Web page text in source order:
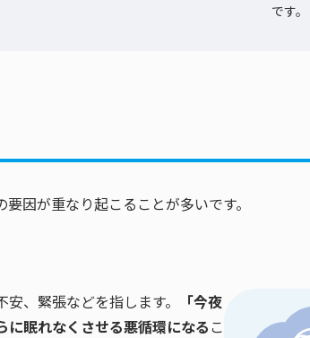
です。
因が重なり起こることが多いです。
、緊張などを指します。
「今夜
眠れなくさせる悪循環になる こ